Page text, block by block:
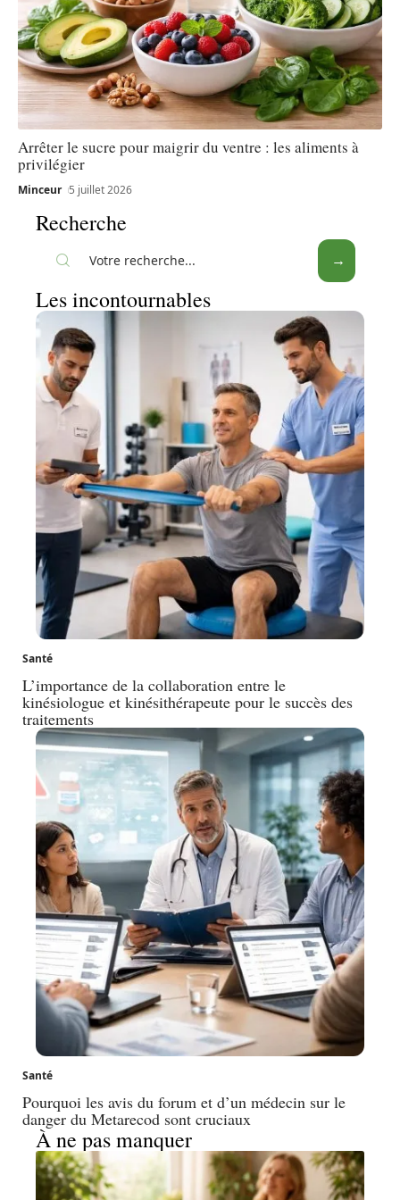
Arrêter le sucre pour maigrir du ventre : les aliments à
privilégier
Minceur 5 juillet 2026
Recherche
Les incontournables
Santé
L’importance de la collaboration entre le
kinésiologue et kinésithérapeute pour le succès des
traitements
Santé
Pourquoi les avis du forum et d’un médecin sur le
danger du Metarecod sont cruciaux
À ne pas manquer